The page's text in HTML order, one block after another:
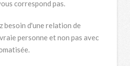
correspond pas.
besoin d'une relation de
personne et non pas avec